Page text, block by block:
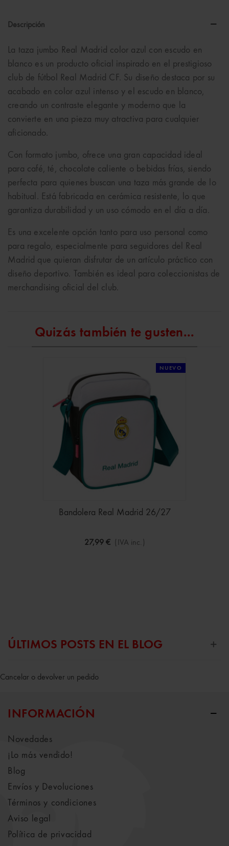
Descripción
La taza jumbo Real Madrid color azul con escudo en
blanco es un producto oficial inspirado en el prestigioso
club de fútbol
Real Madrid CF. Su diseño destaca por su
acabado en color azul intenso y el escudo en blanco,
creando un contraste elegante y moderno que la
convierte en una pieza muy atractiva para cualquier
aficionado.
Con formato jumbo, ofrece una gran capacidad ideal
para café, té, chocolate caliente o bebidas frías, siendo
perfecta para quienes buscan una taza más grande de lo
habitual. Está fabricada en cerámica resistente, lo que
garantiza durabilidad y un uso cómodo en el día a día.
Es una excelente opción tanto para uso personal como
para regalo, especialmente para seguidores del Real
Madrid que quieran disfrutar de un artículo práctico con
diseño deportivo. También es ideal para coleccionistas de
merchandising oficial del club.
Quizás también te gusten...
NUEVO
Bandolera Real Madrid 26/27
27,99 € (IVA inc.)
ÚLTIMOS POSTS EN EL BLOG
Cancelar o devolver un pedido
INFORMACIÓN
Novedades
¡Lo más vendido!
Blog
Envíos y Devoluciones
Términos y condiciones
Aviso legal
Política de privacidad